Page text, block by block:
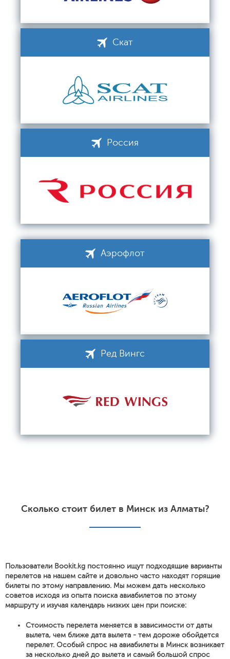
Скат
Россия
Аэрофлот
Ред Вингс
Сколько стоит билет в Минск из Алматы?
Пользователи Bookit.kg постоянно ищут подходящие варианты
перелетов на нашем сайте и довольно часто находят горящие
билеты по этому направлению. Мы можем дать несколько
советов исходя из опыта поиска авиабилетов по этому
маршруту и изучая календарь низких цен при поиске:
Стоимость перелета меняется в зависимости от даты
вылета, чем ближе дата вылета - тем дороже обойдется
перелет. Особый спрос на авиабилеты в Минск возникает
за несколько дней до вылета и самый большой спрос